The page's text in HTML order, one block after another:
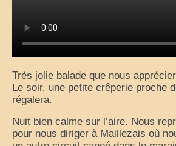
Très jolie balade que nous
Le soir, une petite crêperie proche
régalera.
Nuit bien calme sur l’aire. Nous
pour nous diriger à Maillezais où